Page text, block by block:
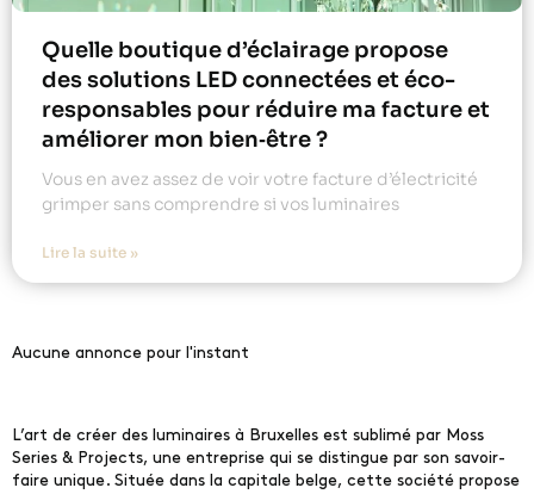
Quelle boutique d’éclairage propose
des solutions LED connectées et éco-
responsables pour réduire ma facture et
améliorer mon bien‑être ?
Vous en avez assez de voir votre facture d’électricité
grimper sans comprendre si vos luminaires
Lire la suite »
Aucune annonce pour l'instant
L’art de créer des luminaires à Bruxelles est sublimé par Moss
Series & Projects, une entreprise qui se distingue par son savoir-
faire unique. Située dans la capitale belge, cette société propose